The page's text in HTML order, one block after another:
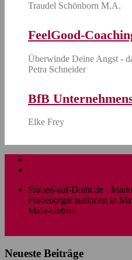
Traudel Schönborn M.A.
FeelGood-
Überwinde Deine Angst -
Petra Schneider
BfB
Elke Frey
Frauen-auf-Draht.de ·
Frauenorganisationen in
Main-Gebiet.
Neueste Beiträge